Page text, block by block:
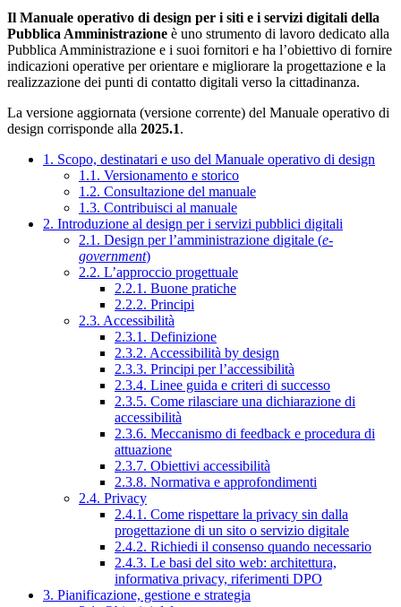
Il Manuale operativo di design per i siti e i servizi digitali della
Pubblica Amministrazione è uno strumento di lavoro dedicato alla
Pubblica Amministrazione e i suoi fornitori e ha l’obiettivo di fornire
indicazioni operative per orientare e migliorare la progettazione e la
realizzazione dei punti di contatto digitali verso la cittadinanza.
La versione aggiornata (versione corrente) del Manuale operativo di
design corrisponde alla 2025.1.
1. Scopo, destinatari e uso del Manuale operativo di design
1.1. Versionamento e storico
1.2. Consultazione del manuale
1.3. Contribuisci al manuale
2. Introduzione al design per i servizi pubblici digitali
2.1. Design per l’amministrazione digitale (e-
government)
2.2. L’approccio progettuale
2.2.1. Buone pratiche
2.2.2. Principi
2.3. Accessibilità
2.3.1. Definizione
2.3.2. Accessibilità by design
2.3.3. Principi per l’accessibilità
2.3.4. Linee guida e criteri di successo
2.3.5. Come rilasciare una dichiarazione di
accessibilità
2.3.6. Meccanismo di feedback e procedura di
attuazione
2.3.7. Obiettivi accessibilità
2.3.8. Normativa e approfondimenti
2.4. Privacy
2.4.1. Come rispettare la privacy sin dalla
progettazione di un sito o servizio digitale
2.4.2. Richiedi il consenso quando necessario
2.4.3. Le basi del sito web: architettura,
informativa privacy, riferimenti DPO
3. Pianificazione, gestione e strategia